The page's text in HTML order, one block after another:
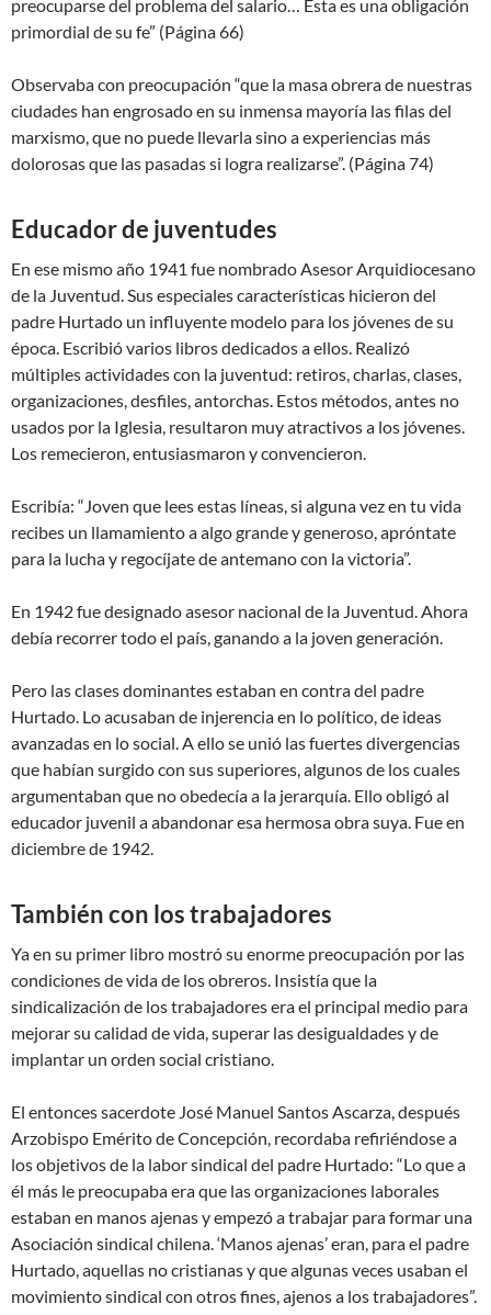
preocuparse del problema del salario… Esta es una obligación
primordial de su fe” (Página 66)
Observaba con preocupación “que la masa obrera de nuestras
ciudades han engrosado en su inmensa mayoría las filas del
marxismo, que no puede llevarla sino a experiencias más
dolorosas que las pasadas si logra realizarse”. (Página 74)
Educador de juventudes
En ese mismo año 1941 fue nombrado Asesor Arquidiocesano
de la Juventud. Sus especiales características hicieron del
padre Hurtado un influyente modelo para los jóvenes de su
época. Escribió varios libros dedicados a ellos. Realizó
múltiples actividades con la juventud: retiros, charlas, clases,
organizaciones, desfiles, antorchas. Estos métodos, antes no
usados por la Iglesia, resultaron muy atractivos a los jóvenes.
Los remecieron, entusiasmaron y convencieron.
Escribía: “Joven que lees estas líneas, si alguna vez en tu vida
recibes un llamamiento a algo grande y generoso, apróntate
para la lucha y regocíjate de antemano con la victoria”.
En 1942 fue designado asesor nacional de la Juventud. Ahora
debía recorrer todo el país, ganando a la joven generación.
Pero las clases dominantes estaban en contra del padre
Hurtado. Lo acusaban de injerencia en lo político, de ideas
avanzadas en lo social. A ello se unió las fuertes divergencias
que habían surgido con sus superiores, algunos de los cuales
argumentaban que no obedecía a la jerarquía. Ello obligó al
educador juvenil a abandonar esa hermosa obra suya. Fue en
diciembre de 1942.
También con los trabajadores
Ya en su primer libro mostró su enorme preocupación por las
condiciones de vida de los obreros. Insistía que la
sindicalización de los trabajadores era el principal medio para
mejorar su calidad de vida, superar las desigualdades y de
implantar un orden social cristiano.
El entonces sacerdote José Manuel Santos Ascarza, después
Arzobispo Emérito de Concepción, recordaba refiriéndose a
los objetivos de la labor sindical del padre Hurtado: “Lo que a
él más le preocupaba era que las organizaciones laborales
estaban en manos ajenas y empezó a trabajar para formar una
Asociación sindical chilena. ‘Manos ajenas’ eran, para el padre
Hurtado, aquellas no cristianas y que algunas veces usaban el
movimiento sindical con otros fines, ajenos a los trabajadores”.